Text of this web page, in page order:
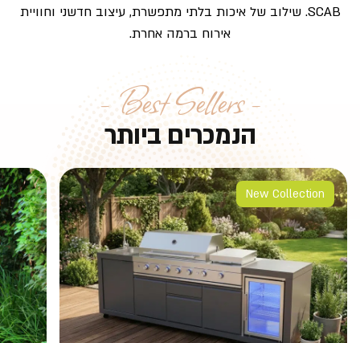
SCAB. שילוב של איכות בלתי מתפשרת, עיצוב חדשני וחוויית
אירוח ברמה אחרת.
− Best Sellers −
הנמכרים ביותר
New Collection